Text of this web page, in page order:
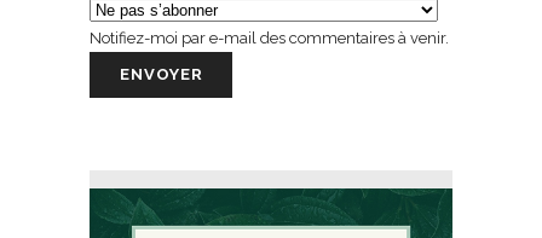
Notifiez-moi par e-mail des commentaires à venir.